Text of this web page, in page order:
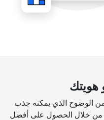
من الوضوح الذي يمكنه جذب
من خلال الحصول على أفضل